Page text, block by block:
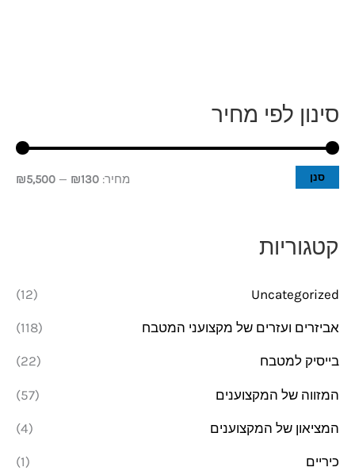
סינון לפי מחיר
סנן מחיר: ₪130
—
₪5,500
קטגוריות
Uncategorized
(12)
אביזרים ועזרים של מקצועני המטבח (118)
בייסיק למטבח (22)
המזווה של המקצוענים (57)
המציאון של המקצוענים (4)
כיריים (1)